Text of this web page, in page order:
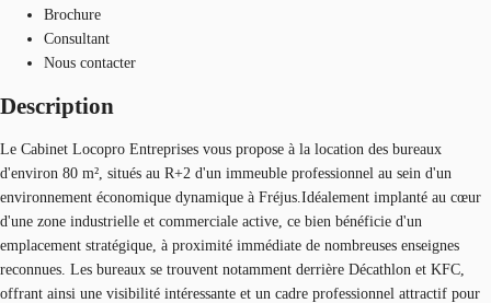
Brochure
Consultant
Nous contacter
Description
Le Cabinet Locopro Entreprises vous propose à la location des bureaux
d'environ 80 m², situés au R+2 d'un immeuble professionnel au sein d'un
environnement économique dynamique à Fréjus.Idéalement implanté au cœur
d'une zone industrielle et commerciale active, ce bien bénéficie d'un
emplacement stratégique, à proximité immédiate de nombreuses enseignes
reconnues. Les bureaux se trouvent notamment derrière Décathlon et KFC,
offrant ainsi une visibilité intéressante et un cadre professionnel attractif pour